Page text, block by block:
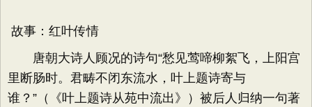
故事：红叶传情
唐朝大诗人顾况的诗句“愁见莺啼柳絮飞，上阳宫
里断肠时。君畴不闭东流水，叶上题诗寄与
谁？”（《叶上题诗从苑中流出》）被后人归纳一句著